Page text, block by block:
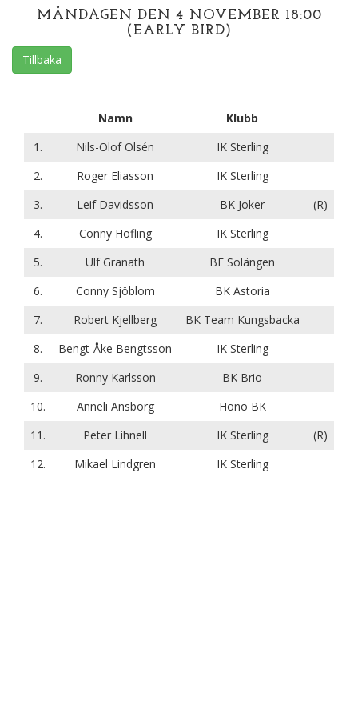
MÅNDAGEN DEN 4 NOVEMBER 18:00
(EARLY BIRD)
Tillbaka
Namn
Klubb
1.
Nils-Olof Olsén
IK Sterling
2.
Roger Eliasson
IK Sterling
3.
Leif Davidsson BK Joker
(R)
4.
Conny Hofling
IK Sterling
5.
Ulf Granath
BF Solängen
6.
Conny Sjöblom
BK Astoria
7.
Robert Kjellberg
BK Team Kungsbacka
8.
Bengt-Åke Bengtsson
IK Sterling
9.
Ronny Karlsson
BK Brio
10.
Anneli Ansborg
Hönö BK
11.
Peter Lihnell IK Sterling
(R)
12.
Mikael Lindgren IK Sterling